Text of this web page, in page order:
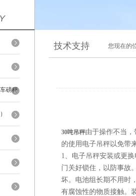
磅秤
技术支持 您现在的
30吨吊秤由于操作不当
的使用电子吊秤以免带
1、电子吊秤安装或更
门关好锁住，以防事故
坏。电池组长期不用时
有腐蚀性的物质接触。